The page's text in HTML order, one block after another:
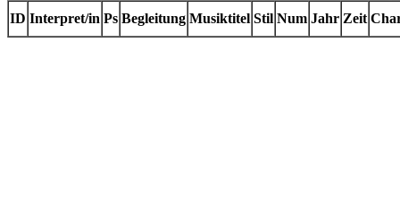
ID Interpret/in Ps Begleitung Musiktitel Stil Num Jahr Zeit